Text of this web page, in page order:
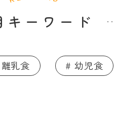
キーワード
乳食 # 幼児食